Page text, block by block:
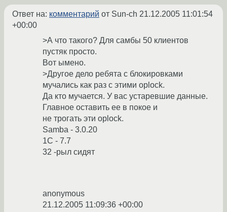
Ответ на: комментарий от Sun-ch 21.12.2005 11:01:54
+00:00
>А что такого? Для самбы 50 клиентов
пустяк просто.
Вот ымено.
>Другое дело ребята с блокировками
мучались как раз с этими oplock.
Да кто мучается. У вас устаревшие данные.
Главное оставить ее в покое и
не трогать эти oplock.
Samba - 3.0.20
1C - 7.7
32 -рыл сидят
anonymous
21.12.2005 11:09:36 +00:00